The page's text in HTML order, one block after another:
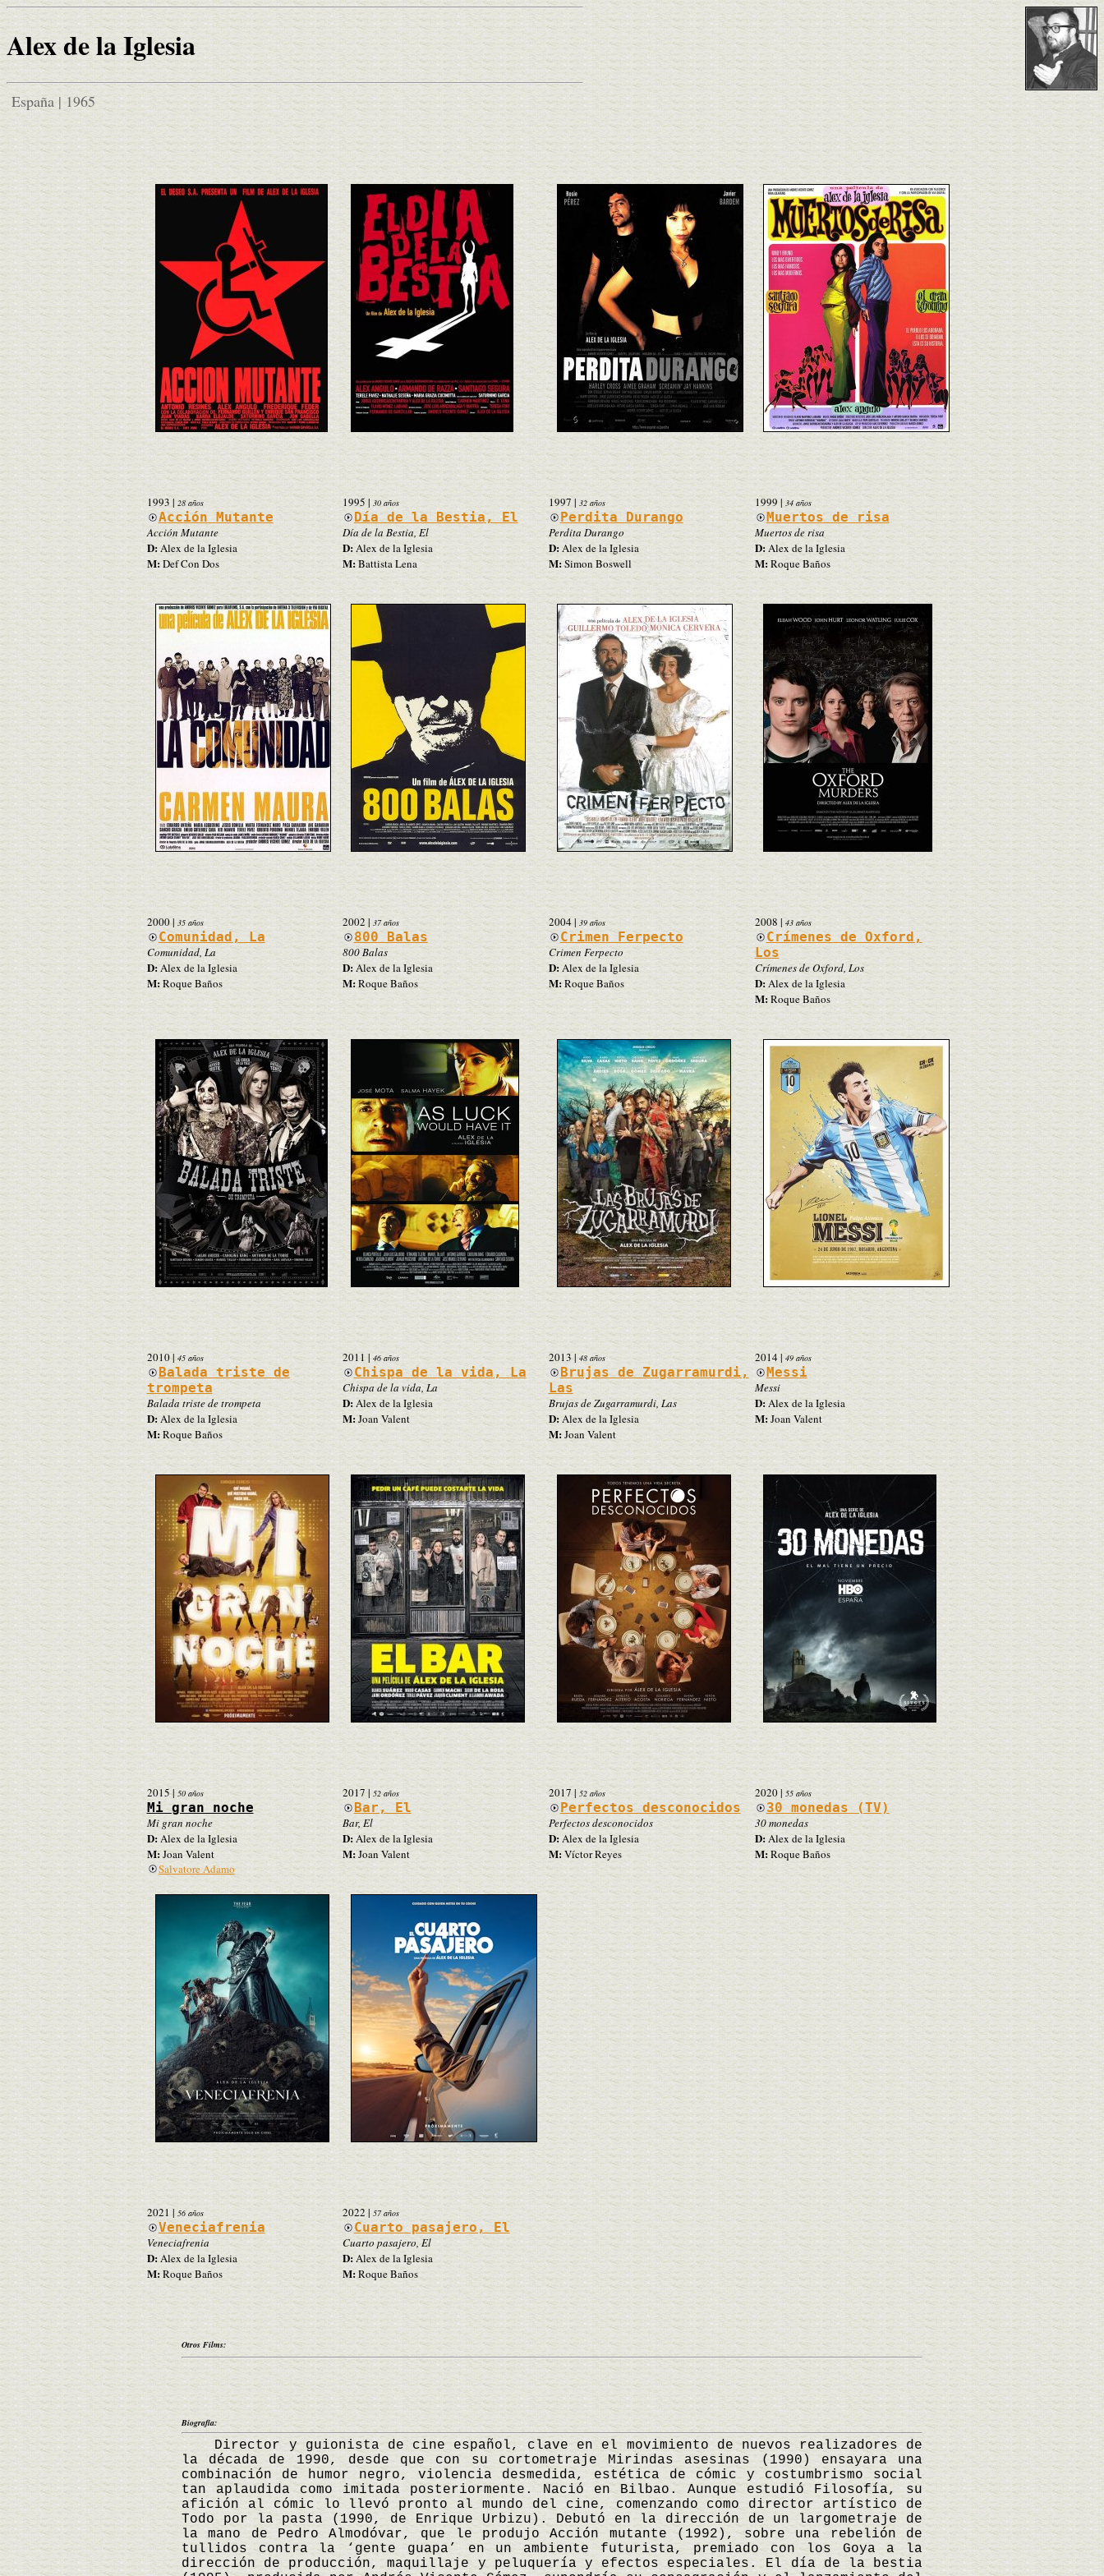
Alex de la Iglesia
España | 1965
1993| 28 años
Acción Mutante
Acción Mutante
D:Alex de la Iglesia
M:Def Con Dos
1995 | 30 años
Día de la Bestia, El
Día de la Bestia, El
D:Alex de la Iglesia
M:Battista Lena
1997| 32 años
Perdita Durango
Perdita Durango
D:Alex de la Iglesia
M: Simon Boswell
1999 | 34 años
Muertos de risa
Muertos de risa
D:Alex de la Iglesia
M:Roque Baños
2000| 35 años
Comunidad, La
Comunidad, La
D:Alex de la Iglesia
M:Roque Baños
2002 | 37 años
800 Balas
800 Balas
D: Alex de la Iglesia
M:Roque Baños
2004| 39 años
Crimen Ferpecto
Crimen Ferpecto
D:Alex de la Iglesia
M:Roque Baños
2008 | 43 años
Crímenes de Oxford,
Los
Crímenes de Oxford, Los
D: Alex de la Iglesia
M: Roque Baños
2010| 45 años
Balada triste de
trompeta
Balada triste de trompeta
D:Alex de la Iglesia
M:Roque Baños
2011 | 46 años
Chispa de la vida, La
Chispa de la vida, La
D: Alex de la Iglesia
M:Joan Valent
2013 | 48 años
Brujas de Zugarramurdi,
Las
Brujas de Zugarramurdi, Las
D:Alex de la Iglesia
M:Joan Valent
2014|49 años
Messi
Messi
D:Alex de la Iglesia
M:Joan Valent
2015| 50 años
Mi gran noche
Mi gran noche
D:Alex de la Iglesia
M:Joan Valent
Salvatore Adamo
2017 | 52 años
Bar, El
Bar, El
D:Alex de la Iglesia
M:Joan Valent
2017| 52 años
Perfectos desconocidos
Perfectos desconocidos
D:Alex de la Iglesia
M: Víctor Reyes
2020| 55 años
30 monedas (TV)
30 monedas
D:Alex de la Iglesia
M: Roque Baños
2021| 56 años
Veneciafrenia
Veneciafrenia
D:Alex de la Iglesia
M: Roque Baños
2022 | 57 años
Cuarto pasajero, El
Cuarto pasajero, El
D: Alex de la Iglesia
M:Roque Baños
Otros Films:
Biografía:
Director y guionista de cine español, clave en el movimiento de nuevos realizadores de
la década de 1990, desde que con su cortometraje Mirindas asesinas (1990) ensayara una
combinación de humor negro, violencia desmedida, estética de cómic y costumbrismo social
tan aplaudida como imitada posteriormente. Nació en Bilbao. Aunque estudió Filosofía, su
afición al cómic lo llevó pronto al mundo del cine, comenzando como director artístico de
Todo por la pasta (1990, de Enrique Urbizu). Debutó en la dirección de un largometraje de
la mano de Pedro Almodóvar, que le produjo Acción mutante (1992), sobre una rebelión de
tullidos contra la ‘gente guapa’ en un ambiente futurista, premiado con los Goya a la
dirección de producción, maquillaje y peluquería y efectos especiales. El día de la bestia